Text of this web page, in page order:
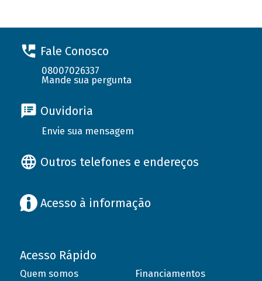
Fale Conosco
08007026337
Mande sua pergunta
Ouvidoria
Envie sua mensagem
Outros telefones e endereços
Acesso à informação
Acesso Rápido
Quem somos
Financiamentos